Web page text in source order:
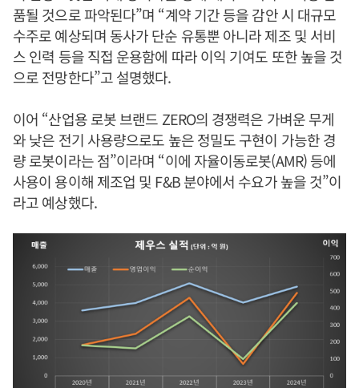
품될 것으로 파악된다”며 “계약 기간 등을 감안 시 대규모
수주로 예상되며 동사가 단순 유통뿐 아니라 제조 및 서비
스 인력 등을 직접 운용함에 따라 이익 기여도 또한 높을 것
으로 전망한다”고 설명했다.
이어 “산업용 로봇 브랜드 ZERO의 경쟁력은 가벼운 무게
와 낮은 전기 사용량으로도 높은 정밀도 구현이 가능한 경
량 로봇이라는 점”이라며 “이에 자율이동로봇(AMR) 등에
사용이 용이해 제조업 및 F&B 분야에서 수요가 높을 것”이
라고 예상했다.